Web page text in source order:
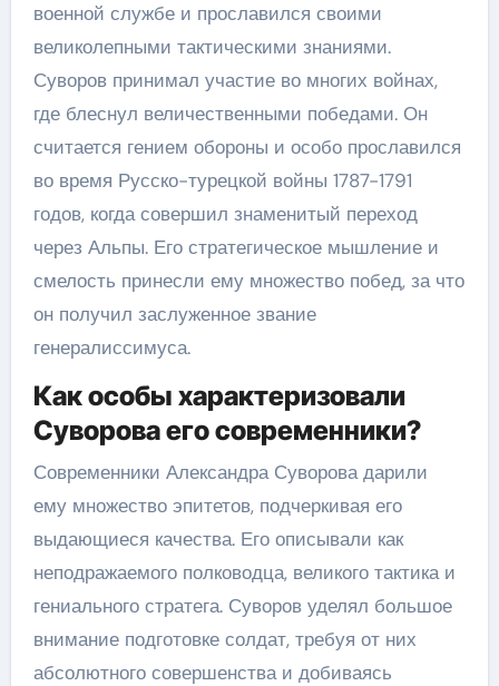
военной службе и прославился своими
великолепными тактическими знаниями.
Суворов принимал участие во многих войнах,
где блеснул величественными победами. Он
считается гением обороны и особо прославился
во время Русско-турецкой войны 1787-1791
годов, когда совершил знаменитый переход
через Альпы. Его стратегическое мышление и
смелость принесли ему множество побед, за что
он получил заслуженное звание
генералиссимуса.
Как особы характеризовали
Суворова его современники?
Современники Александра Суворова дарили
ему множество эпитетов, подчеркивая его
выдающиеся качества. Его описывали как
неподражаемого полководца, великого тактика и
гениального стратега. Суворов уделял большое
внимание подготовке солдат, требуя от них
абсолютного совершенства и добиваясь